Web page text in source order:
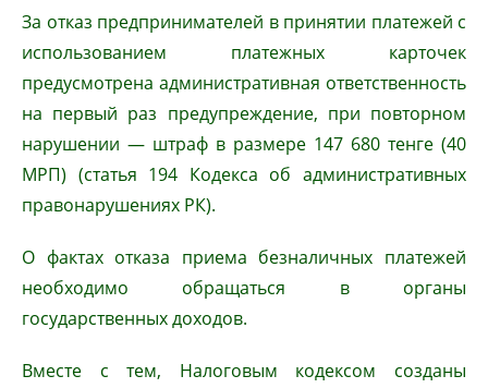
За отказ предпринимателей в принятии платежей с
использованием платежных карточек
предусмотрена административная ответственность
на первый раз предупреждение, при повторном
нарушении — штраф в размере 147 680 тенге (40
МРП) (статья 194 Кодекса об административных
правонарушениях РК).
О фактах отказа приема безналичных платежей
необходимо обращаться в органы
государственных доходов.
Вместе с тем, Налоговым кодексом созданы